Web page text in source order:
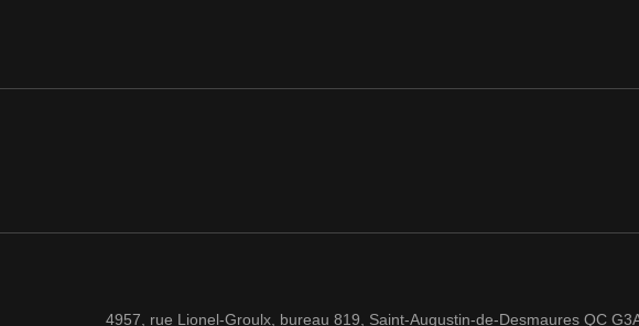
4957, rue Lionel-Groulx, bureau 819, Saint-Augustin-de-Desmaures QC